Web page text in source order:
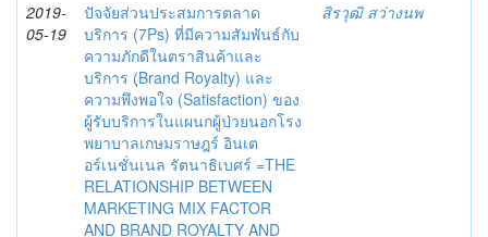
2019-
05-19
ปัจจัยส่วนประสมการตลาด
บริการ (7Ps) ที่มีความสัมพันธ์กับ
ความภักดีในตราสินค้าและ
บริการ (ฺBrand Royalty) และ
ความพึงพอใจ (Satisfaction) ของ
ผู้รับบริการในแผนกผู้ป่วยนอกโรง
พยาบาลเกษมราษฎร์ อินเต
อร์เนชั่นเนล รัตนาธิเบศร์ =THE
RELATIONSHIP BETWEEN
MARKETING MIX FACTOR
AND BRAND ROYALTY AND
สิรวุฒิ สว่างนพ